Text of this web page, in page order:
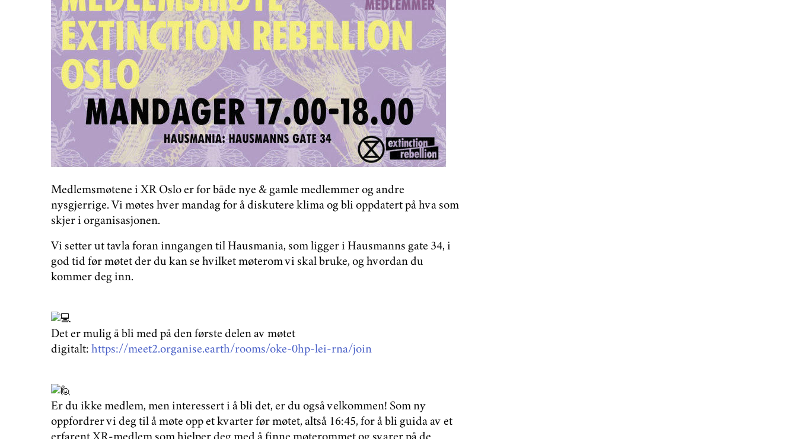
Medlemsmøtene i XR Oslo er for både nye & gamle medlemmer og andre
nysgjerrige. Vi møtes hver mandag for å diskutere klima og bli oppdatert på hva som
skjer i organisasjonen.
Vi setter ut tavla foran inngangen til Hausmania, som ligger i Hausmanns gate 34, i
god tid før møtet der du kan se hvilket møterom vi skal bruke, og hvordan du
kommer deg inn.
Det er mulig å bli med på den første delen av møtet
digitalt: https://meet2.organise.earth/rooms/oke-0hp-lei-rna/join
Er du ikke medlem, men interessert i å bli det, er du også velkommen! Som ny
oppfordrer vi deg til å møte opp et kvarter før møtet, altså 16:45, for å bli guida av et